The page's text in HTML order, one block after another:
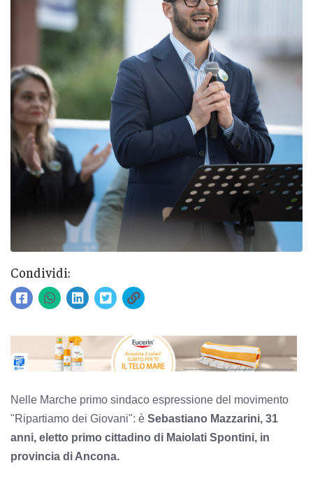
Condividi:
Nelle Marche primo sindaco espressione del movimento
"Ripartiamo dei Giovani": è Sebastiano Mazzarini, 31
anni, eletto primo cittadino di Maiolati Spontini, in
provincia di Ancona.